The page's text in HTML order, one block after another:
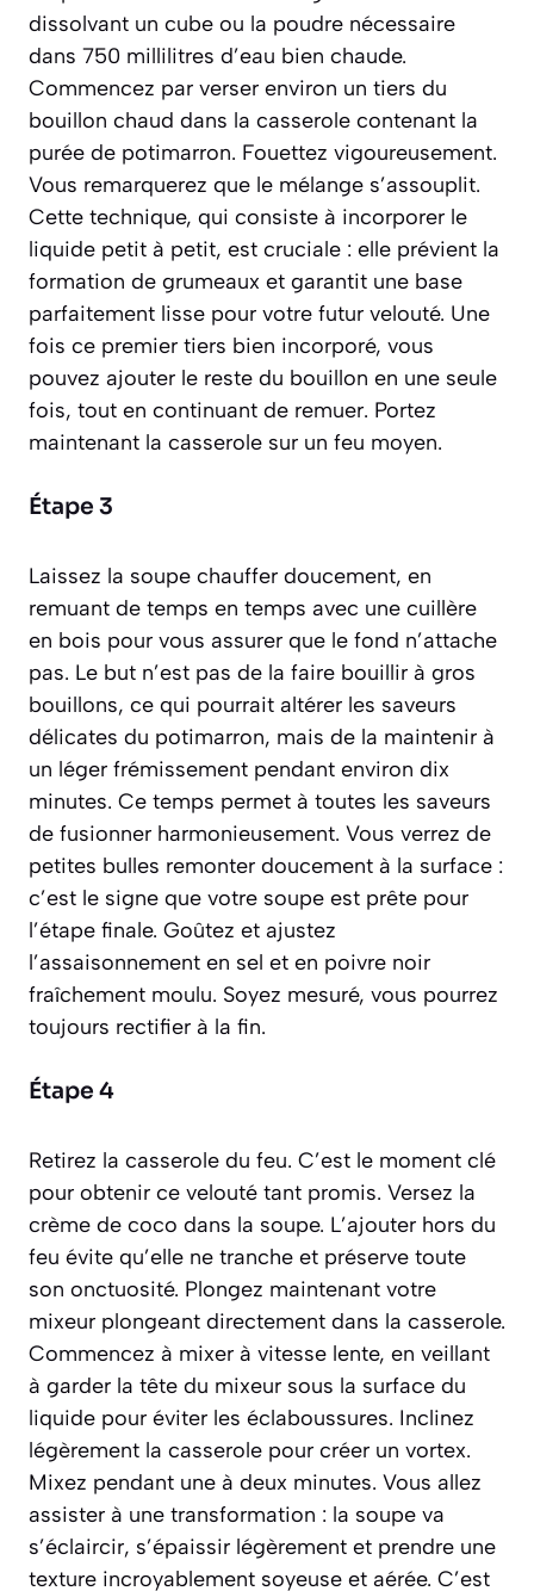
dissolvant un cube ou la poudre nécessaire
dans 750 millilitres d’eau bien chaude.
Commencez par verser environ un tiers du
bouillon chaud dans la casserole contenant la
purée de potimarron. Fouettez vigoureusement.
Vous remarquerez que le mélange s’assouplit.
Cette technique, qui consiste à incorporer le
liquide petit à petit, est cruciale : elle prévient la
formation de grumeaux et garantit une base
parfaitement lisse pour votre futur velouté. Une
fois ce premier tiers bien incorporé, vous
pouvez ajouter le reste du bouillon en une seule
fois, tout en continuant de remuer. Portez
maintenant la casserole sur un feu moyen.
Étape 3
Laissez la soupe chauffer doucement, en
remuant de temps en temps avec une cuillère
en bois pour vous assurer que le fond n’attache
pas. Le but n’est pas de la faire bouillir à gros
bouillons, ce qui pourrait altérer les saveurs
délicates du potimarron, mais de la maintenir à
un léger frémissement pendant environ dix
minutes. Ce temps permet à toutes les saveurs
de fusionner harmonieusement. Vous verrez de
petites bulles remonter doucement à la surface :
c’est le signe que votre soupe est prête pour
l’étape finale. Goûtez et ajustez
l’assaisonnement en sel et en poivre noir
fraîchement moulu. Soyez mesuré, vous pourrez
toujours rectifier à la fin.
Étape 4
Retirez la casserole du feu. C’est le moment clé
pour obtenir ce velouté tant promis. Versez la
crème de coco dans la soupe. L’ajouter hors du
feu évite qu’elle ne tranche et préserve toute
son onctuosité. Plongez maintenant votre
mixeur plongeant directement dans la casserole.
Commencez à mixer à vitesse lente, en veillant
à garder la tête du mixeur sous la surface du
liquide pour éviter les éclaboussures. Inclinez
légèrement la casserole pour créer un vortex.
Mixez pendant une à deux minutes. Vous allez
assister à une transformation : la soupe va
s’éclaircir, s’épaissir légèrement et prendre une
texture incroyablement soyeuse et aérée. C’est